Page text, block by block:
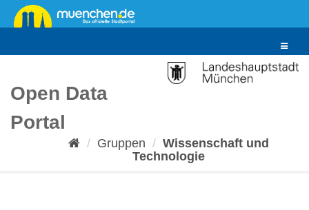
Überspringen
zum
Toggle
Open Data
Portal
Gruppen
Wissenschaft und
Technologie